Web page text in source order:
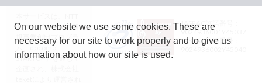
ドコモグループの新
規事業創出プログラ
ム「docomo
STARTUP」を通じて
JASRAC許諾番号：
9024936001Y45037
JASRAC許諾番号：
On our website we use some cookies. These are
necessary for our site to work properly and to give us
information about how our site is used.